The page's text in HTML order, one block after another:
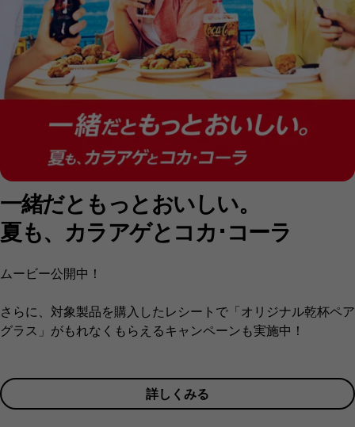
一緒だともっとおいしい。
夏も、カラアゲとコカ･コーラ
ムービー公開中！
さらに、対象製品を購入したレシートで「オリジナル乾杯ペア
グラス」がもれなくもらえるキャンペーンも実施中！
詳しくみる